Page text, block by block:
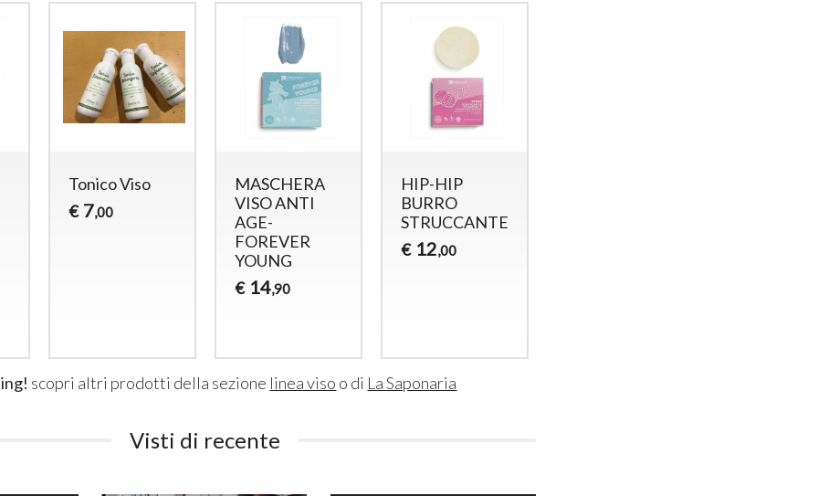
Tonico Viso
€ 7,00
MASCHERA
VISO ANTI
AGE-
FOREVER
YOUNG
€ 14,90
HIP-HIP
BURRO
STRUCCANTE
€ 12,00
scopri altri prodotti della sezione linea viso o di La Saponaria
Visti di recente